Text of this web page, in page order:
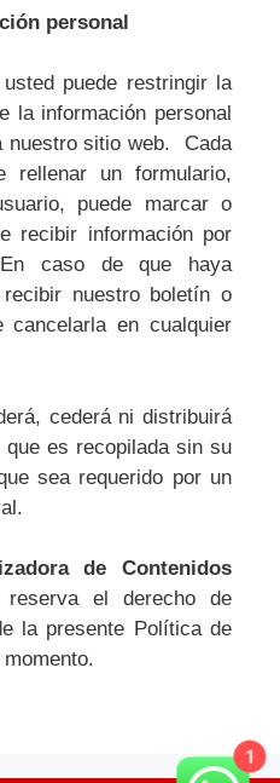
personal
puede restringir la
la información personal
nuestro sitio web. Cada
un formulario,
puede marcar o
recibir información por
caso de que haya
nuestro boletín o
cancelarla en cualquier
cederá ni distribuirá
es recopilada sin su
sea requerido por un
de Contenidos
el derecho de
la presente Política de
1